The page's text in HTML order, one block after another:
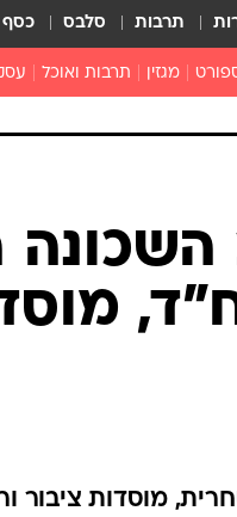
תרבות סלבס כסף
מגזין תרבות ואוכל
450 יח"ד,
מוסדות